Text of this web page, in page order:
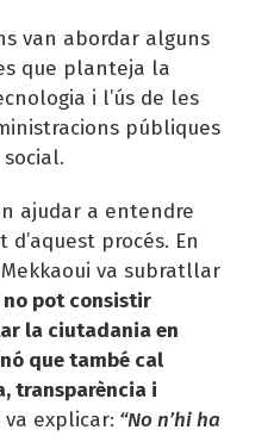
van abordar alguns
que planteja la
i l’ús de les
públiques
ajudar a entendre
procés. En
va subratllar
pot consistir
la ciutadania en
que també cal
transparència i
va explicar: “No n’hi ha